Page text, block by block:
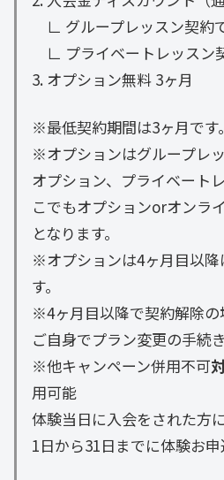
∟ グループレッスン契約
∟ プライベートレッスン
3. オプション無料 3ヶ月
※最低契約期間は3ヶ月です。
※オプションはグループレ
オプション、プライベート
こでもオプションorオンラ
となります。
※オプションは4ヶ月目以降
す。
※4ヶ月目以降で契約解除の
ご自身でプラン変更の手続
※他キャンペーン併用不可
用可能
体験当日に入会をされた方
1日から31日までに体験お